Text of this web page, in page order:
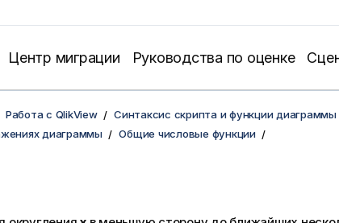
Центр миграции Руководства по оценке
Работа с QlikView
Синтаксис скрипта и функции диаграммы
диаграммы
Общие числовые функции